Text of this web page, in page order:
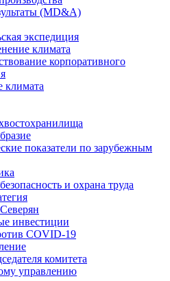
(MD&A)
экспедиция
климата
корпоративного
климата
показатели по зарубежным
и охрана труда
инвестиции
COVID‑19
комитета
управлению